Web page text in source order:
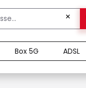
✕
Box 5G ADSL